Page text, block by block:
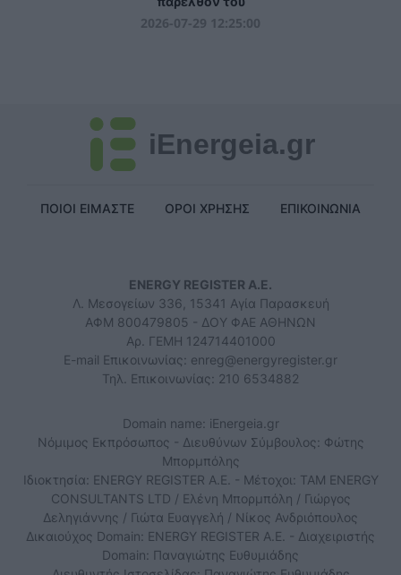
2026-07-29 12:25:00
iEnergeia.gr
ΠΟΙΟΙ ΕΙΜΑΣΤΕ ΟΡΟΙ ΧΡΗΣΗΣ ΕΠΙΚΟΙΝΩΝΙΑ
ENERGY REGISTER Α.Ε.
Λ. Μεσογείων 336, 15341 Αγία Παρασκευή
ΑΦΜ 800479805 - ΔΟΥ ΦΑΕ ΑΘΗΝΩΝ
Αρ. ΓΕΜΗ 124714401000
E-mail Επικοινωνίας: enreg@energyregister.gr
Τηλ. Επικοινωνίας: 210 6534882
Domain name: iEnergeia.gr
Νόμιμος Εκπρόσωπος - Διευθύνων Σύμβουλος: Φώτης
Μπορμπόλης
Ιδιοκτησία: ENERGY REGISTER Α.Ε. - Μέτοχοι: TAM ENERGY
CONSULTANTS LTD / Ελένη Μπορμπόλη / Γιώργος
Δεληγιάννης / Γιώτα Ευαγγελή / Νίκος Ανδριόπουλος
Δικαιούχος Domain: ENERGY REGISTER Α.Ε. - Διαχειριστής
Domain: Παναγιώτης Ευθυμιάδης